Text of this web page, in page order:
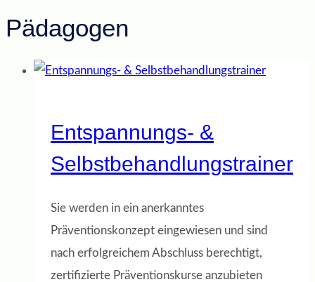
Pädagogen
Entspannungs- &
Selbstbehandlungstrainer
Sie werden in ein anerkanntes
Präventionskonzept eingewiesen und sind
nach erfolgreichem Abschluss berechtigt,
zertifizierte Präventionskurse anzubieten